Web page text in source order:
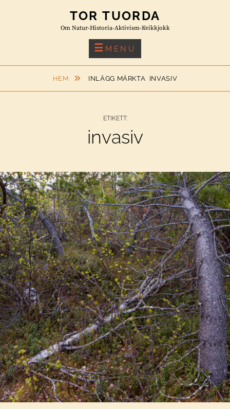
TOR TUORDA
Om Natur-Historia-Aktivism-Kvikkjokk
MENU
HEM INLÄGG MÄRKTA INVASIV
ETIKETT:
invasiv